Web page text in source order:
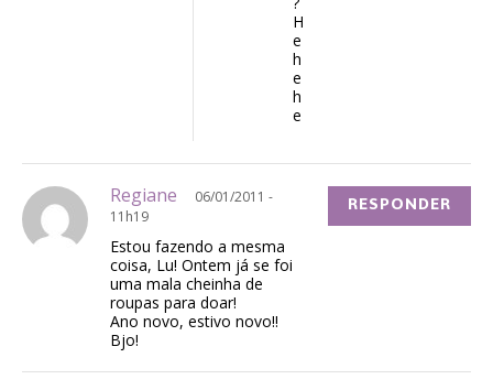
H
e
h
e
h
e
Regiane
06/01/2011 -
11h19
Estou fazendo a mesma
coisa, Lu! Ontem já se foi
uma mala cheinha de
roupas para doar!
Ano novo, estivo novo!!
Bjo!
RESPONDER